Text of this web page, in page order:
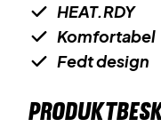
HEAT.RDY
Komfortabel
Fedt design